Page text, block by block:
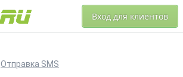
Вход для клиентов
Отправка SMS